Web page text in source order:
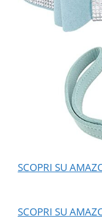
SCOPRI SU
SCOPRI SU